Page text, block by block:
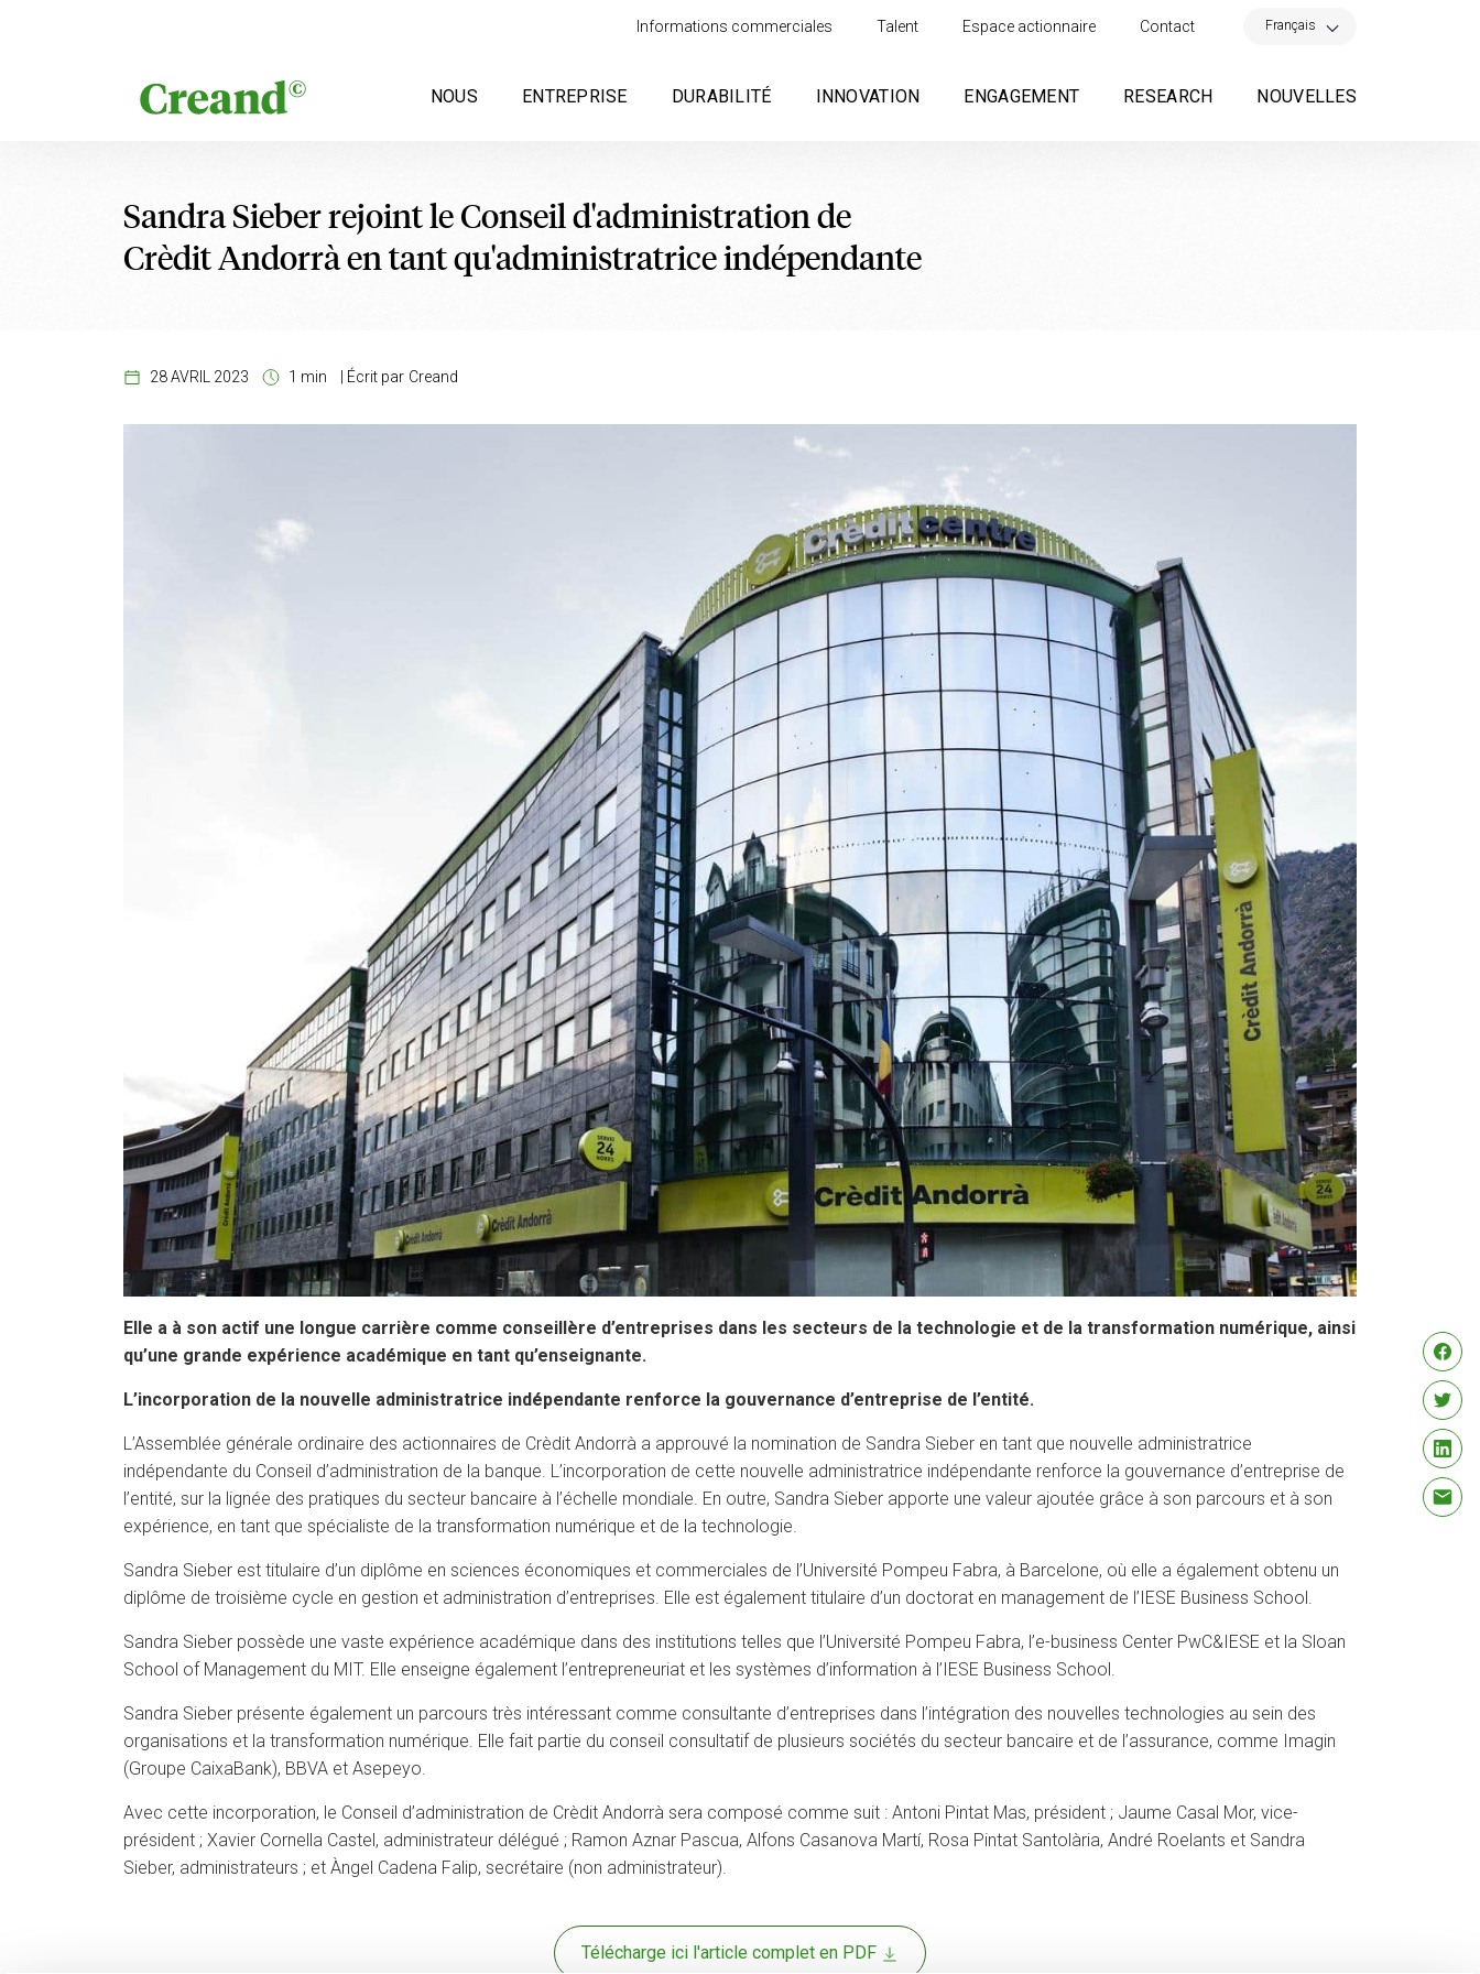
Informations commerciales Talent Espace actionnaire Contact Français
NOUS ENTREPRISE DURABILITÉ INNOVATION ENGAGEMENT RESEARCH NOUVELLES
Sandra Sieber rejoint le Conseil d'administration de
Crèdit Andorrà en tant qu'administratrice indépendante
28 AVRIL 2023 1 min Écrit par Creand
Elle a à son actif une longue carrière comme conseillère d’entreprises dans les secteurs de la technologie et de la transformation numérique, ainsi
qu’une grande expérience académique en tant qu’enseignante.
L’incorporation de la nouvelle administratrice indépendante renforce la gouvernance d’entreprise de l’entité.
L’Assemblée générale ordinaire des actionnaires de Crèdit Andorrà a approuvé la nomination de Sandra Sieber en tant que nouvelle administratrice
indépendante du Conseil d’administration de la banque. L’incorporation de cette nouvelle administratrice indépendante renforce la gouvernance d’entreprise de
l’entité, sur la lignée des pratiques du secteur bancaire à l’échelle mondiale. En outre, Sandra Sieber apporte une valeur ajoutée grâce à son parcours et à son
expérience, en tant que spécialiste de la transformation numérique et de la technologie.
Sandra Sieber est titulaire d’un diplôme en sciences économiques et commerciales de l’Université Pompeu Fabra, à Barcelone, où elle a également obtenu un
diplôme de troisième cycle en gestion et administration d’entreprises. Elle est également titulaire d’un doctorat en management de l’IESE Business School.
Sandra Sieber possède une vaste expérience académique dans des institutions telles que l’Université Pompeu Fabra, l’e-business Center PwC&IESE et la Sloan
School of Management du MIT. Elle enseigne également l’entrepreneuriat et les systèmes d’information à l’IESE Business School.
Sandra Sieber présente également un parcours très intéressant comme consultante d’entreprises dans l’intégration des nouvelles technologies au sein des
organisations et la transformation numérique. Elle fait partie du conseil consultatif de plusieurs sociétés du secteur bancaire et de l’assurance, comme Imagin
(Groupe CaixaBank), BBVA et Asepeyo.
Avec cette incorporation, le Conseil d’administration de Crèdit Andorrà sera composé comme suit : Antoni Pintat Mas, président ; Jaume Casal Mor, vice-
président ; Xavier Cornella Castel, administrateur délégué ; Ramon Aznar Pascua, Alfons Casanova Martí, Rosa Pintat Santolària, André Roelants et Sandra
Sieber, administrateurs ; et Àngel Cadena Falip, secrétaire (non administrateur).
Télécharge ici l'article complet en PDF